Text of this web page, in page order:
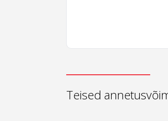
Teised